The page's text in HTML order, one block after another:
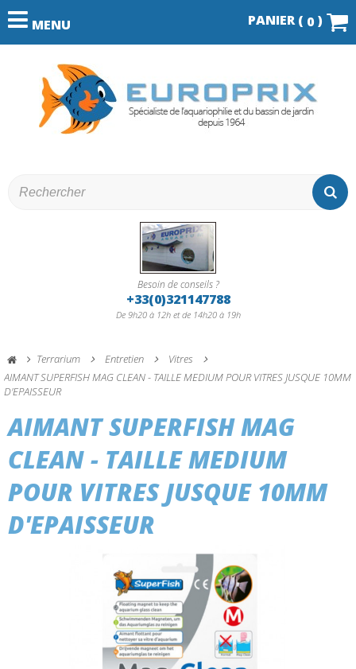
MENU PANIER ( 0 )
Besoin de conseils ?
+33(0)321147788
De 9h20 à 12h et de 14h20 à 19h
Terrarium Entretien
Vitres
AIMANT SUPERFISH MAG CLEAN - TAILLE MEDIUM POUR VITRES JUSQUE 10MM
D'EPAISSEUR
AIMANT SUPERFISH MAG
CLEAN - TAILLE MEDIUM
POUR VITRES JUSQUE 10MM
D'EPAISSEUR